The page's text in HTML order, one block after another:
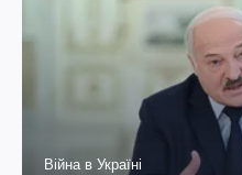
Війна в Україні